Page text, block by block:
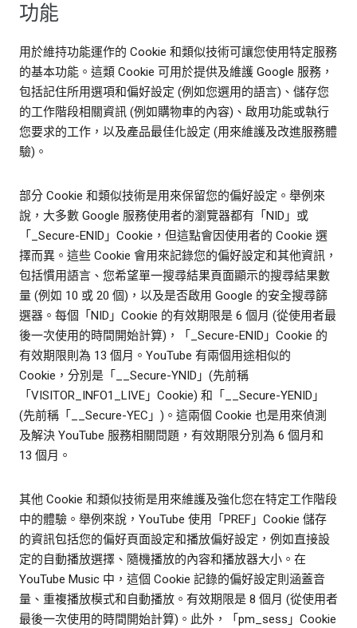
功能
用於維持功能運作的 Cookie 和類似技術可讓您使用特定服務
的基本功能。這類 Cookie 可用於提供及維護 Google 服務，
包括記住所用選項和偏好設定 (例如您選用的語言)、儲存您
的工作階段相關資訊 (例如購物車的內容)、啟用功能或執行
您要求的工作，以及產品最佳化設定 (用來維護及改進服務體
驗)。
部分 Cookie 和類似技術是用來保留您的偏好設定。舉例來
說，大多數 Google 服務使用者的瀏覽器都有「NID」或
「_Secure-ENID」Cookie，但這點會因使用者的 Cookie 選
擇而異。這些 Cookie 會用來記錄您的偏好設定和其他資訊，
包括慣用語言、您希望單一搜尋結果頁面顯示的搜尋結果數
量 (例如 10 或 20 個)，以及是否啟用 Google 的安全搜尋篩
選器。每個「NID」Cookie 的有效期限是 6 個月 (從使用者最
後一次使用的時間開始計算)，「_Secure-ENID」Cookie 的
有效期限則為 13 個月。YouTube 有兩個用途相似的
Cookie，分別是「__Secure-YNID」(先前稱
「VISITOR_INFO1_LIVE」Cookie) 和「__Secure-YENID」
(先前稱「__Secure-YEC」)。這兩個 Cookie 也是用來偵測
及解決 YouTube 服務相關問題，有效期限分別為 6 個月和
13 個月。
其他 Cookie 和類似技術是用來維護及強化您在特定工作階段
中的體驗。舉例來說，YouTube 使用「PREF」Cookie 儲存
的資訊包括您的偏好頁面設定和播放偏好設定，例如直接設
定的自動播放選擇、隨機播放的內容和播放器大小。在
YouTube Music 中，這個 Cookie 記錄的偏好設定則涵蓋音
量、重複播放模式和自動播放。有效期限是 8 個月 (從使用者
最後一次使用的時間開始計算)。此外，「pm_sess」Cookie